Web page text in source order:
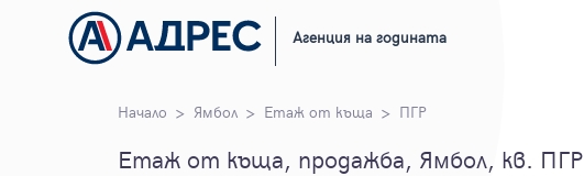
Агенция на годината
Начало Ямбол Етаж от къща ПГР
Етаж от къща, продажба, Ямбол, кв. ПГР